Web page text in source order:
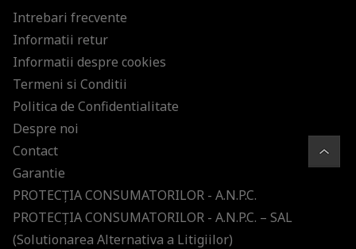
Intrebari frecvente
Informatii retur
Informatii despre cookies
Termeni si Conditii
Politica de Confidentialitate
Despre noi
Contact
Garantie
PROTECŢIA CONSUMATORILOR - A.N.P.C.
PROTECŢIA CONSUMATORILOR - A.N.P.C. – SAL
(Solutionarea Alternativa a Litigiilor)